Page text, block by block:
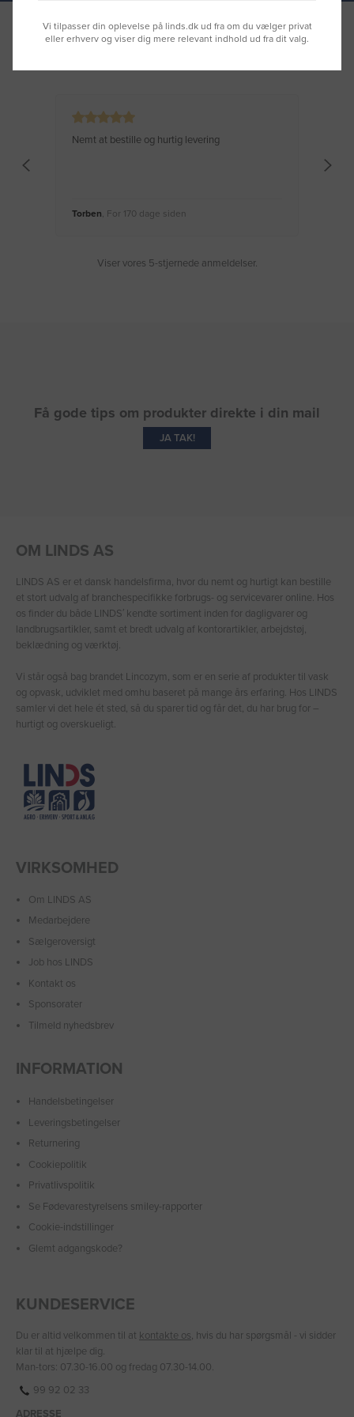
Nemt at bestille og hurtig levering
Torben, For 170 dage siden
Viser vores 5-stjernede anmeldelser.
Få gode tips om produkter direkte i din mail
JA TAK!
OM LINDS AS
LINDS AS er et dansk handelsfirma, hvor du nemt og hurtigt kan bestille
et stort udvalg af branchespecifikke forbrugs- og servicevarer online. Hos
os finder du både LINDS′ kendte sortiment inden for dagligvarer og
landbrugsartikler, samt et bredt udvalg af kontorartikler, arbejdstøj,
beklædning og værktøj.
Vi står også bag brandet Lincozym, som er en serie af produkter til vask
og opvask, udviklet med omhu baseret på mange års erfaring. Hos LINDS
samler vi det hele ét sted, så du sparer tid og får det, du har brug for –
hurtigt og overskueligt.
VIRKSOMHED
Om LINDS AS
Medarbejdere
Sælgeroversigt
Job hos LINDS
Kontakt os
Sponsorater
Tilmeld nyhedsbrev
INFORMATION
Handelsbetingelser
Leveringsbetingelser
Returnering
Cookiepolitik
Privatlivspolitik
Se Fødevarestyrelsens smiley-rapporter
Cookie-indstillinger
Glemt adgangskode?
KUNDESERVICE
Du er altid velkommen til at kontakte os, hvis du har spørgsmål - vi sidder
klar til at hjælpe dig.
Man-tors: 07.30-16.00 og fredag 07.30-14.00.
99 92 02 33
ADRESSE
Vi tilpasser din oplevelse på linds.dk ud fra om du vælger privat
eller erhverv og viser dig mere relevant indhold ud fra dit valg.